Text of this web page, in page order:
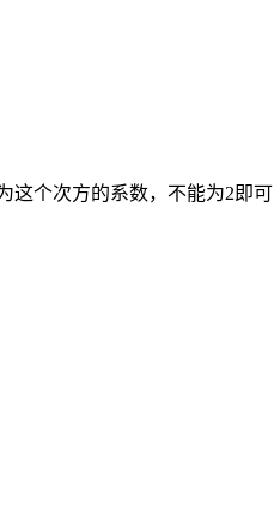
这个次方的系数，不能为2即可